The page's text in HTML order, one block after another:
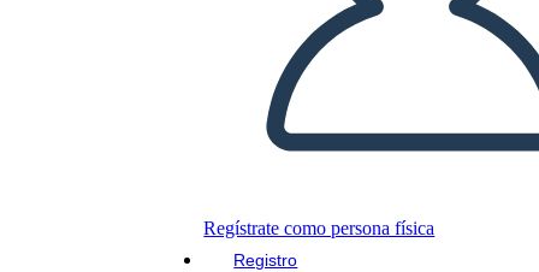
Regístrate como persona física
Registro